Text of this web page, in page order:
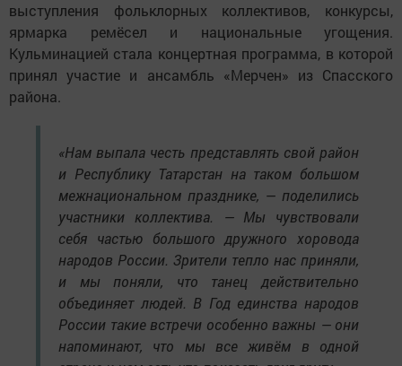
выступления фольклорных коллективов, конкурсы,
ярмарка ремёсел и национальные угощения.
Кульминацией стала концертная программа, в которой
принял участие и ансамбль «Мерчен» из Спасского
района.
«Нам выпала честь представлять свой район
и Республику Татарстан на таком большом
межнациональном празднике, — поделились
участники коллектива. — Мы чувствовали
себя частью большого дружного хоровода
народов России. Зрители тепло нас приняли,
и мы поняли, что танец действительно
объединяет людей. В Год единства народов
России такие встречи особенно важны — они
напоминают, что мы все живём в одной